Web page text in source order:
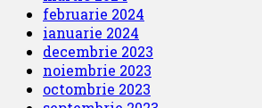
februarie 2024
ianuarie 2024
decembrie 2023
noiembrie 2023
octombrie 2023